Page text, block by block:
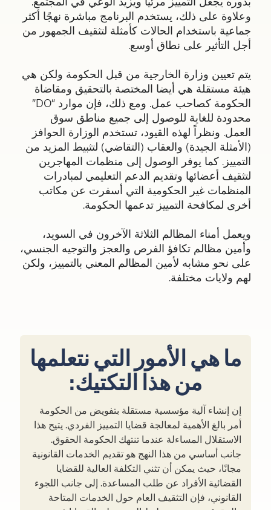
وعلاوة على ذلك، يستخدم البرنامج مباشرة نهجًا أكثر
جماعية باستخدام الحالات كأمثلة لتثقيف الجمهور من
أجل التأثير على نطاق أوسع.
يتم تعيين وزارة الخارجية من قبل الحكومة ولكن هي
هيئة مستقلة هي أيضا المختصة بالتحقيق ومقاضاة
الحكومة كصاحب عمل. ومع ذلك، فإن موارد “DO”
محدودة للغاية للوصول إلى جميع مناطق سوق
العمل. ونظراً لهذه القيود، تستخدم الوزارة الحوافز
(الأمثلة الجيدة) والعقاب (التقاضي) لتثبيط المزيد من
التمييز. كما يوفر الوصول إلى منظمات المهاجرين
لتثقيف أعضائها وتقديم الدعم التعليمي لمبادرات
المنظمات غير الحكومية التي أسفرت عن مكاتب
أخرى لمكافحة التمييز تدعمها الحكومة.
ويعمل أمناء المظالم الثلاثة الآخرون في السويد،
وأمين مظالم تكافؤ الفرص والعجز والتوجيه الجنسي،
على نحو مشابه لأمين المظالم المعني بالتمييز، ولكن
لهم ولايات مختلفة.
ما هي الأمور التي نتعلمها
من هذا التكتيك:
إن إنشاء آلية مؤسسية مستقلة بتفويض من الحكومة
أمر بالغ الأهمية لمعالجة قضايا التمييز الفردي. يتيح هذا
الاستقلال المساءلة عندما تنتهك الحكومة الحقوق.
جانب أساسي من هذا النهج هو تقديم الخدمات القانونية
مجانًا، حيث يمكن أن تثني التكلفة العالية للقضايا
القضائية الأفراد عن طلب المساعدة. إلى جانب اللجوء
القانوني، فإن التثقيف العام حول الخدمات المتاحة